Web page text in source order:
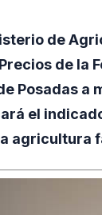
de
de la
Posadas a
el
agricultura